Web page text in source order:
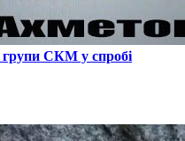
СКМ у спробі